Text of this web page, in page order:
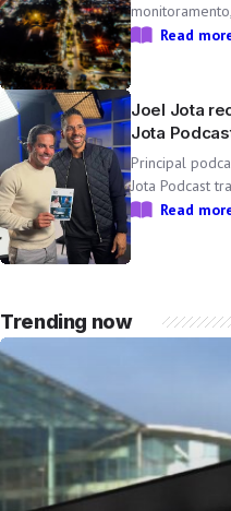
operacional
Peão de
do Peão […]
Read
Joel Jota
Jota
negócios e
Principal
Jota Podcast
o empresário e
Read
Trending now